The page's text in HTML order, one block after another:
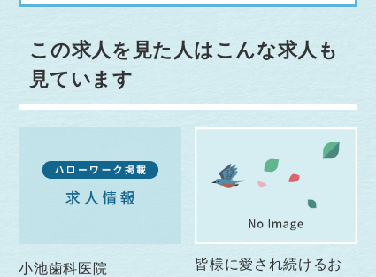
この求人を見た人はこんな求人も
見ています
小池歯科医院
皆様に愛され続けるお